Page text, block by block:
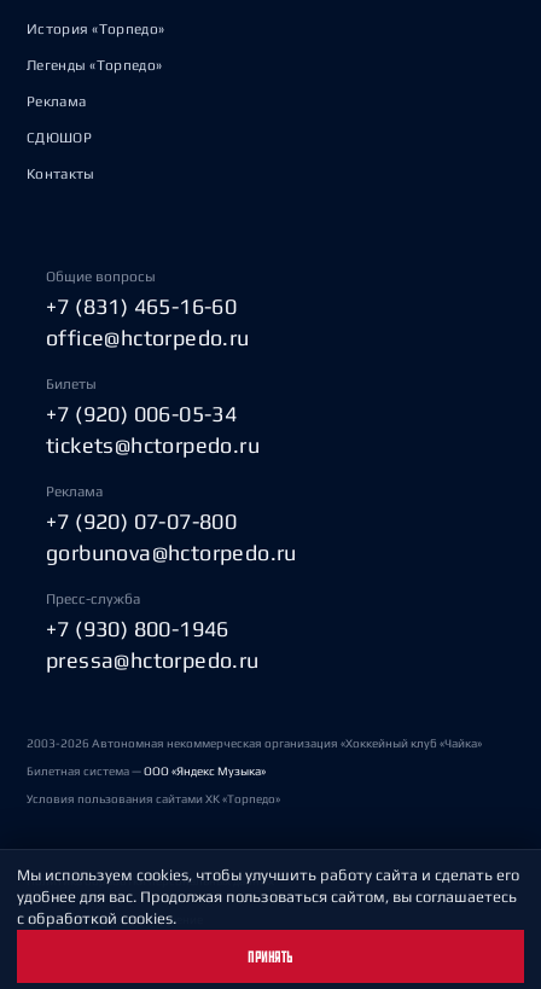
История «Торпедо»
Легенды «Торпедо»
Реклама
СДЮШОР
Контакты
Общие вопросы
+7 (831) 465-16-60
office@hctorpedo.ru
Билеты
+7 (920) 006-05-34
tickets@hctorpedo.ru
Реклама
+7 (920) 07-07-800
gorbunova@hctorpedo.ru
Пресс-служба
+7 (930) 800-1946
pressa@hctorpedo.ru
2003-2026 Автономная некоммерческая организация «Хоккейный клуб «Чайка»
Билетная система —ООО «Яндекс Музыка»
Условия пользования сайтами ХК «Торпедо»
Политика обработки персональных данных
Пользовательское соглашение
Мы используем cookies, чтобы улучшить работу сайта и сделать его
удобнее для вас. Продолжая пользоваться сайтом, вы соглашаетесь
с обработкой cookies.
ПРИНЯТЬ